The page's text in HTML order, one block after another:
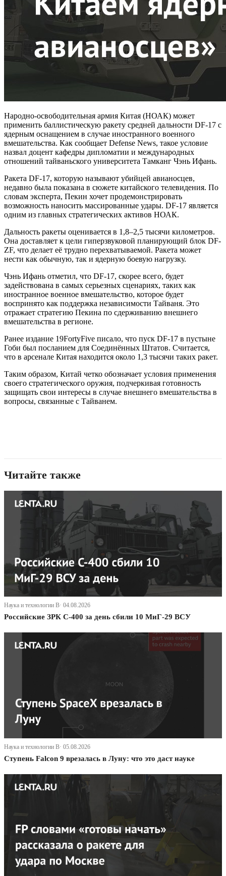
Народно-освободительная армия Китая (НОАК) может
применить баллистическую ракету средней дальности DF-17 с
ядерным оснащением в случае иностранного военного
вмешательства. Как сообщает Defense News, такое условие
назвал доцент кафедры дипломатии и международных
отношений тайваньского университета Тамканг Чэнь Ифань.
Ракета DF-17, которую называют убийцей авианосцев,
недавно была показана в сюжете китайского телевидения. По
словам эксперта, Пекин хочет продемонстрировать
возможность наносить массированные удары. DF-17 является
одним из главных стратегических активов НОАК.
Дальность ракеты оценивается в 1,8–2,5 тысячи километров.
Она доставляет к цели гиперзвуковой планирующий блок DF-
ZF, что делает её трудно перехватываемой. Ракета может
нести как обычную, так и ядерную боевую нагрузку.
Чэнь Ифань отметил, что DF-17, скорее всего, будет
задействована в самых серьезных сценариях, таких как
иностранное военное вмешательство, которое будет
воспринято как поддержка независимости Тайваня. Это
отражает стратегию Пекина по сдерживанию внешнего
вмешательства в регионе.
Ранее издание 19FortyFive писало, что пуск DF-17 в пустыне
Гоби был посланием для Соединённых Штатов. Считается,
что в арсенале Китая находится около 1,3 тысячи таких ракет.
Таким образом, Китай четко обозначает условия применения
своего стратегического оружия, подчеркивая готовность
защищать свои интересы в случае внешнего вмешательства в
вопросы, связанные с Тайванем.
Читайте также
Наука и технологии В· 04.08.2026
Российские ЗРК С-400 за день сбили 10 МиГ-29 ВСУ
Наука и технологии В· 05.08.2026
Ступень Falcon 9 врезалась в Луну: что это даст науке